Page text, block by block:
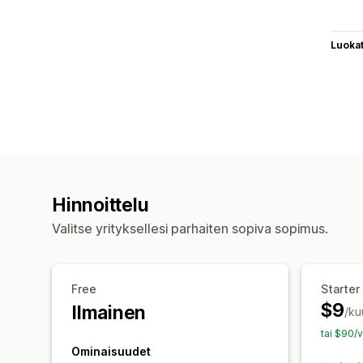
Luokat
Hinnoittelu
Valitse yrityksellesi parhaiten sopiva sopimus.
Free
Ilmainen
Ominaisuudet
Starter
$9/
tai $90/